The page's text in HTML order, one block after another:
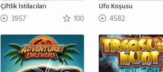
Çiftlik İstilacıları
3957 100
Ufo Koşusu
4582